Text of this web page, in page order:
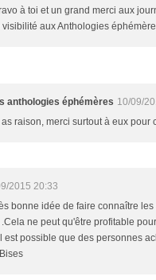
à toi et un grand merci aux
aux Anthologies
anthologies éphémères 10/09/
as raison, merci surtout à eux pour
2015 20:33
bonne idée de faire connaître
ne peut qu'être profitable
est possible que des personnes